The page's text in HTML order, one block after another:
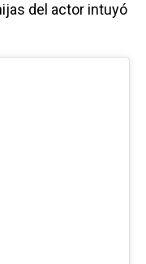
del actor intuyó